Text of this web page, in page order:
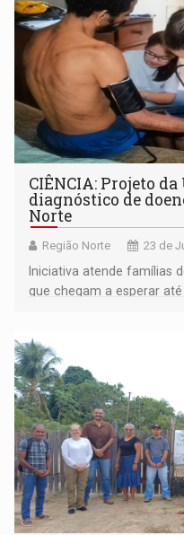
CIÊNCIA: Projeto
diagnóstico de
Norte
Região Norte 23 de
Iniciativa atende famílias
que chegam a esperar